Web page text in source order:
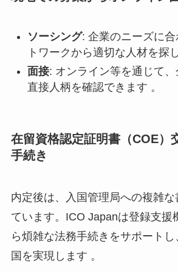
ソーシング: 企業のニーズに
トワークから適切な人材を探
面接: オンライン等を通じて
直接人柄を確認できます 。
在留資格認定証明書（COE）
手続き
内定後は、入国管理局への複雑
ています。ICO Japanは登録支援
ら煩雑な法務手続きをサポート
国を実現します 。